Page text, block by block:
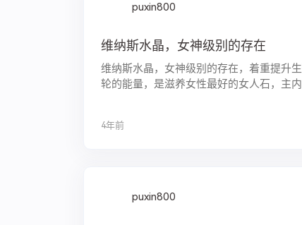
puxin800
维纳斯水晶，女神级别的存在
维纳斯水晶，女神级别的存在，着重提升
轮的能量，是滋养女性最好的女人石，主
头，万事顺遂～ 红兔毛水晶和冰飘南红其实
4年前
puxin800